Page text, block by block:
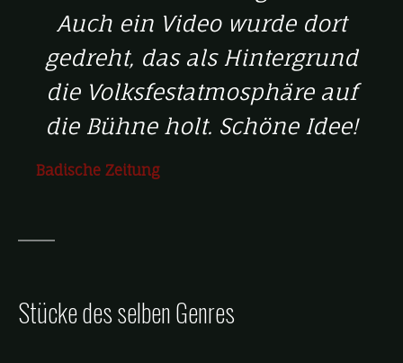
Auch ein Video wurde dort
gedreht, das als Hintergrund
die Volksfestatmosphäre auf
die Bühne holt. Schöne Idee!
Badische Zeitung
Stücke des selben Genres